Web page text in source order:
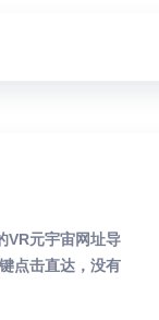
VR元宇宙网址导
点击直达，没有